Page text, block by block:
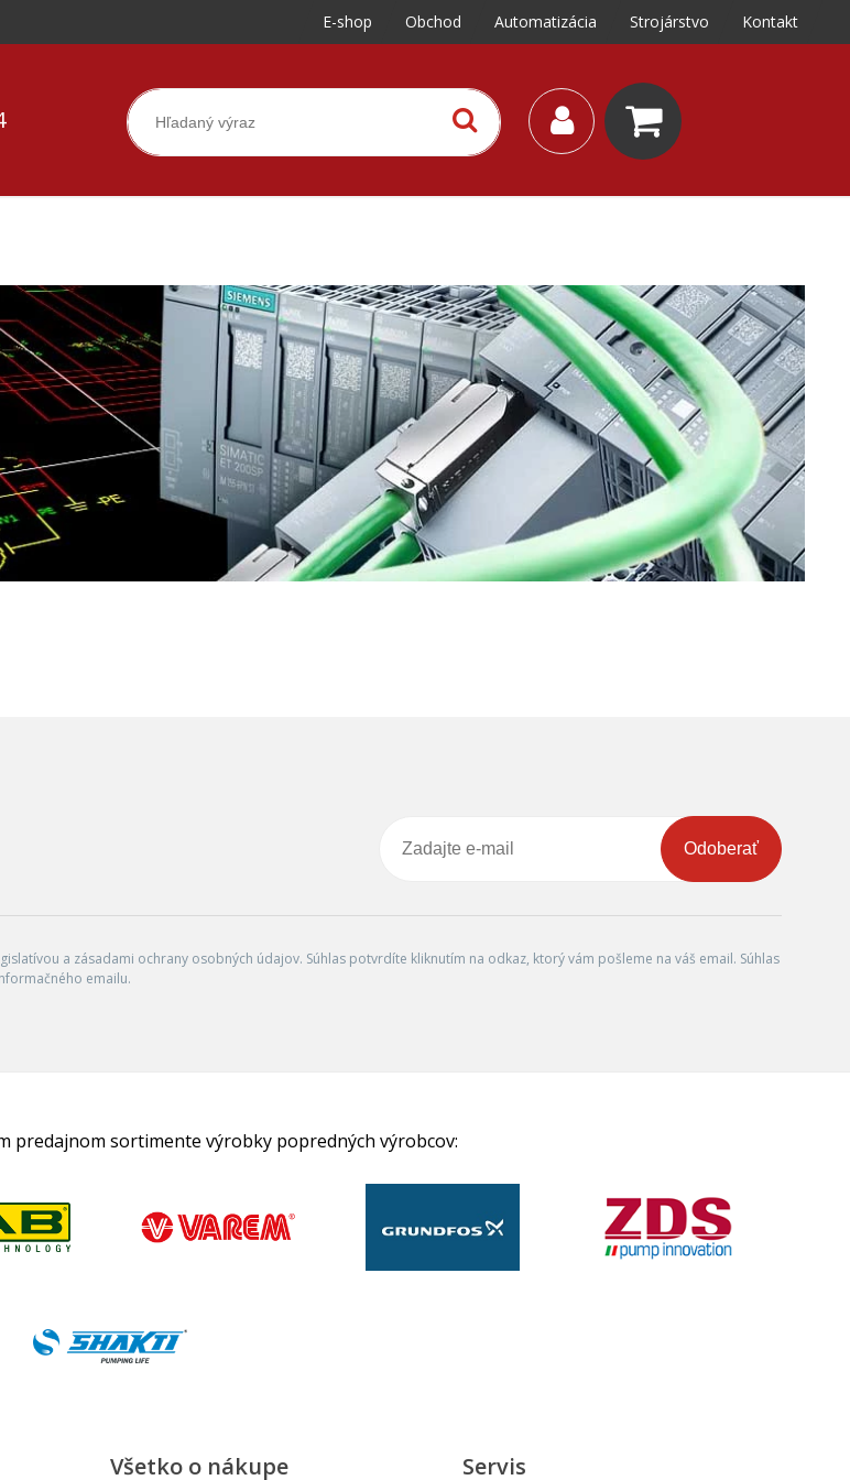
E-shop Obchod Automatizácia Strojárstvo Kontakt
Odoberať
a zásadami ochrany osobných údajov. Súhlas potvrdíte kliknutím na odkaz, ktorý vám pošleme na váš email. Súhlas
emailu.
predajnom sortimente výrobky popredných výrobcov:
Všetko o nákupe Servis